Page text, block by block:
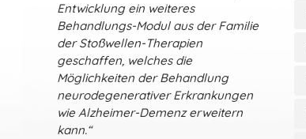
Entwicklung ein weiteres
Behandlungs-Modul aus der Familie
der Stoßwellen-Therapien
geschaffen, welches die
Möglichkeiten der Behandlung
neurodegenerativer Erkrankungen
wie Alzheimer-Demenz erweitern
kann.“